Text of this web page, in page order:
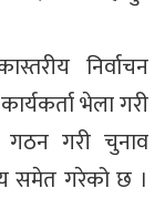
निर्वाचन
भेला गरी
गठन गरी चुनाव
समेत गरेको छ ।